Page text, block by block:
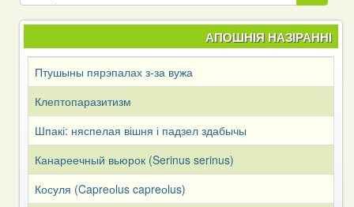
АПОШНІЯ НАЗІРАННІ
Птушыны пярэпалах з-за вужа
Клептопаразитизм
Шпакі: няспелая вішня і падзел здабычы
Канареечный вьюрок (Serinus serinus)
Косуля (Capreоlus capreоlus)